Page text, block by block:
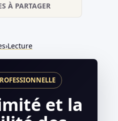
À PARTAGER
›Lecture
et la